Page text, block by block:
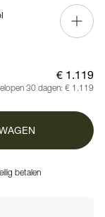
€ 1.119
30 dagen: € 1.119
betalen